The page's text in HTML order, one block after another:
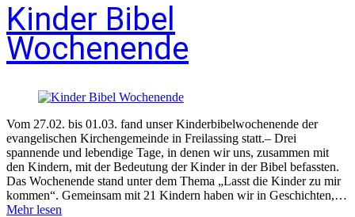
Kinder Bibel
Wochenende
Vom 27.02. bis 01.03. fand unser Kinderbibelwochenende der
evangelischen Kirchengemeinde in Freilassing statt.– Drei
spannende und lebendige Tage, in denen wir uns, zusammen mit
den Kindern, mit der Bedeutung der Kinder in der Bibel befassten.
Das Wochenende stand unter dem Thema „Lasst die Kinder zu mir
kommen“. Gemeinsam mit 21 Kindern haben wir in Geschichten,…
Mehr lesen